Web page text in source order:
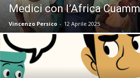
Medici con l’Africa Cuamm
Vincenzo Persico - 12 Aprile 2025